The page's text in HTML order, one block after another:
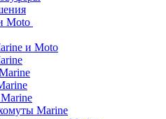
Moto
и Moto
Marine